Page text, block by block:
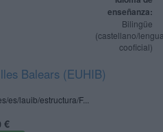
enseñanza:
Bilingüe
(castellano/
cooficial)
Balears (EUHIB)
es/lauib/estructura/F...
€